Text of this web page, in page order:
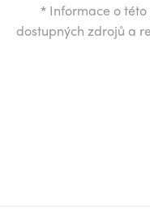
* Informace o
dostupných zdrojů a